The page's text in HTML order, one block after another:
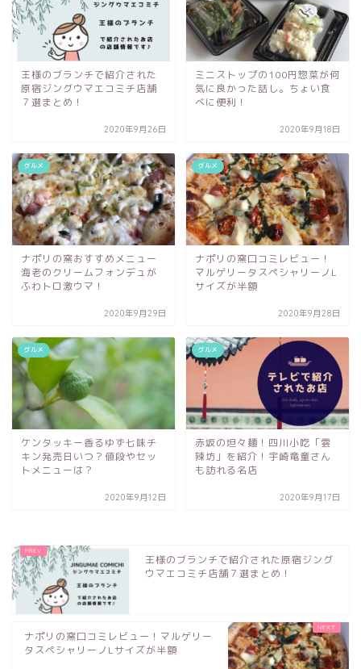
王様のブランチで紹介された
原宿ジングウマエコミチ店舗
７選まとめ！
2020年9月26日
ミニストップの100円惣菜が何
気に良かった話し。ちょい食
べに便利！
2020年9月18日
グルメ
ナポリの窯おすすめメニュー
海老のクリームフォンデュが
ふわトロ激ウマ！
2020年9月29日
グルメ
ナポリの窯口コミレビュー！
マルゲリータスペシャリーノL
サイズが半額
2020年9月28日
グルメ
ケンタッキー香るゆず七味チ
キン発売日いつ？値段やセッ
トメニューは？
2020年9月12日
グルメ
赤坂の坦々麺！四川小吃「雲
辣坊」を紹介！宇崎竜童さん
も訪れる名店
2020年9月17日
王様のブランチで紹介された原宿ジング
ウマエコミチ店舗７選まとめ！
ナポリの窯口コミレビュー！マルゲリー
タスペシャリーノLサイズが半額